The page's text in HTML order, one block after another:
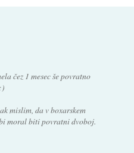
čez 1 mesec še povratno
mislim, da v boxarskem
moral biti povratni dvoboj.